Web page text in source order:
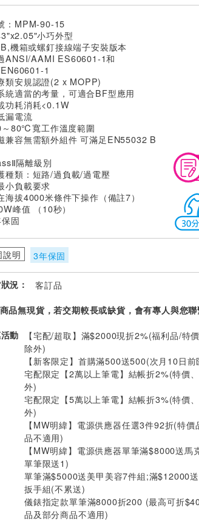
：MPM-90-15
小巧外型
機箱或螺釘接線端子安裝版本
ANSI/AAMI ES60601-1和
1
類安規認證(2 x MOPP)
統適當的考量，可適合BF型應用
功耗消耗<0.1W
漏電流
～80℃寬工作溫度範圍
兼容無需額外組件 可滿足EN55032 B
隔離級別
種類：短路/過負載/過電壓
小負載要求
海拔4000米條件下操作（備註7）
峰值 （10秒）
固
說明 3年保固
況： 客訂品
品無現貨，若交期較長或缺貨，會有專人與您
動
【宅配/超取】滿$2000現折2%(福利品/特
除外)
【新客限定】首購滿500送500(次月10日前
宅配限定【2萬以上筆電】結帳折2%(特價
外)
宅配限定【5萬以上筆電】結帳折3%(特價
外)
【MW明緯】電源供應器任選3件92折(特價
品不適用)
【MW明緯】電源供應器單筆滿$8000送馬
單筆限送1)
單筆滿$5000送美甲美容7件組;滿$12000
扳手組(不累送)
儀錶指定款單筆滿8000折200 (最高可折
品及部分商品不適用)